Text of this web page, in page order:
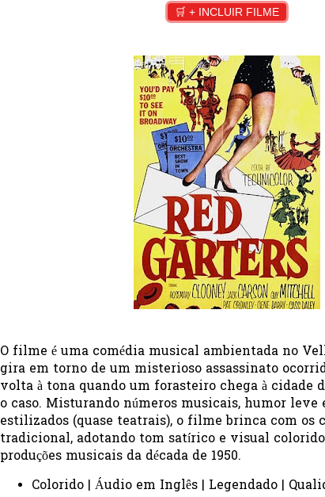
🛒 + INCLUIR FILME
O filme é uma comédia musical ambientada no
gira em torno de um misterioso assassinato
volta à tona quando um forasteiro chega à cidade
o caso. Misturando números musicais, humor leve
estilizados (quase teatrais), o filme brinca com os
tradicional, adotando tom satírico e visual
produções musicais da década de 1950.
Colorido | Áudio em Inglês | Legendado |